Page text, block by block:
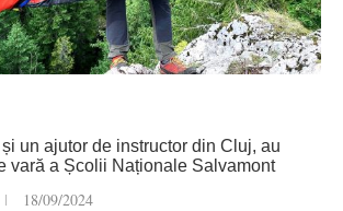
și un ajutor de instructor din Cluj, au
vară a Școlii Naționale Salvamont
18/09/2024